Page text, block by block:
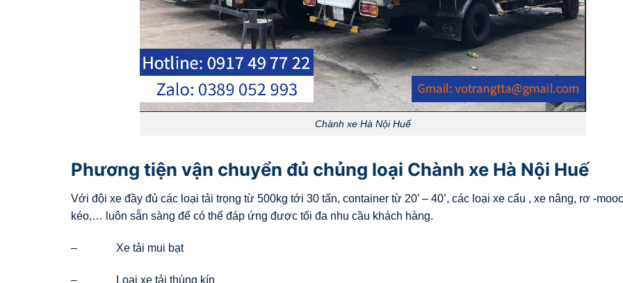
Chành xe Hà Nội Huế
Phương tiện vận chuyển đủ chủng loại Chành xe Hà Nội Huế
Với đội xe đầy đủ các loại tải trọng từ 500kg tới 30 tấn, container từ 20’ – 40’, các loại xe cẩu , xe nâng, rơ -
kéo,… luôn sẵn sàng để có thể đáp ứng được tối đa nhu cầu khách hàng.
– Xe tải mui bạt
– Loại xe tải thùng kín